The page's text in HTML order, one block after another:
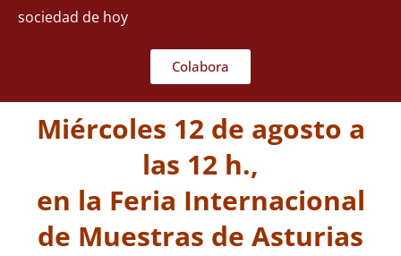
sociedad de hoy
Colabora
Miércoles 12 de agosto a
las 12 h.,
en la Feria Internacional
de Muestras de Asturias